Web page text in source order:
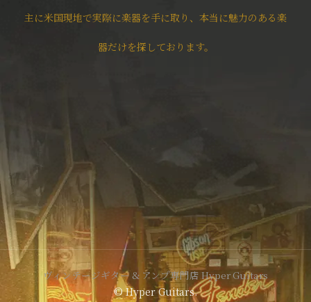
主に米国現地で実際に楽器を手に取り、本当に魅力のある楽
器だけを探しております。
ヴィンテージギター & アンプ専門店 Hyper Guitars
© Hyper Guitars.